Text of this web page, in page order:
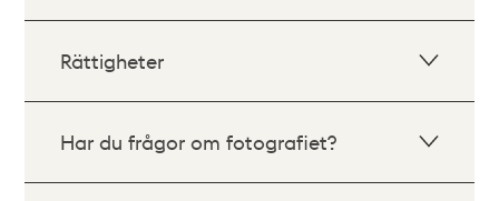
Rättigheter
Har du frågor om fotografiet?